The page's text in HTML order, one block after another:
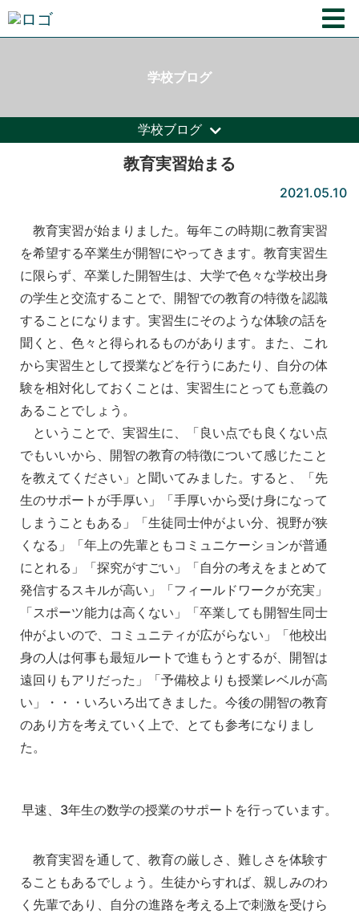
学校ブログ
学校ブログ
教育実習始まる
2021.05.10
教育実習が始まりました。毎年この時期に教育実習
を希望する卒業生が開智にやってきます。教育実習生
に限らず、卒業した開智生は、大学で色々な学校出身
の学生と交流することで、開智での教育の特徴を認識
することになります。実習生にそのような体験の話を
聞くと、色々と得られるものがあります。また、これ
から実習生として授業などを行うにあたり、自分の体
験を相対化しておくことは、実習生にとっても意義の
あることでしょう。
ということで、実習生に、「良い点でも良くない点
でもいいから、開智の教育の特徴について感じたこと
を教えてください」と聞いてみました。すると、「先
生のサポートが手厚い」「手厚いから受け身になって
しまうこともある」「生徒同士仲がよい分、視野が狭
くなる」「年上の先輩ともコミュニケーションが普通
にとれる」「探究がすごい」「自分の考えをまとめて
発信するスキルが高い」「フィールドワークが充実」
「スポーツ能力は高くない」「卒業しても開智生同士
仲がよいので、コミュニティが広がらない」「他校出
身の人は何事も最短ルートで進もうとするが、開智は
遠回りもアリだった」「予備校よりも授業レベルが高
い」・・・いろいろ出てきました。今後の開智の教育
のあり方を考えていく上で、とても参考になりまし
た。
早速、3年生の数学の授業のサポートを行っています。
教育実習を通して、教育の厳しさ、難しさを体験す
ることもあるでしょう。生徒からすれば、親しみのわ
く先輩であり、自分の進路を考える上で刺激を受けら